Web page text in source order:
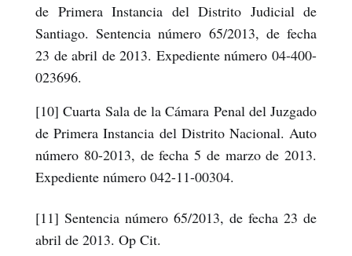
de Primera Instancia del Distrito Judicial de
Santiago. Sentencia número 65/2013, de fecha
23 de abril de 2013. Expediente número 04-400-
023696.
[10] Cuarta Sala de la Cámara Penal del Juzgado
de Primera Instancia del Distrito Nacional. Auto
número 80-2013, de fecha 5 de marzo de 2013.
Expediente número 042-11-00304.
[11] Sentencia número 65/2013, de fecha 23 de
abril de 2013. Op Cit.